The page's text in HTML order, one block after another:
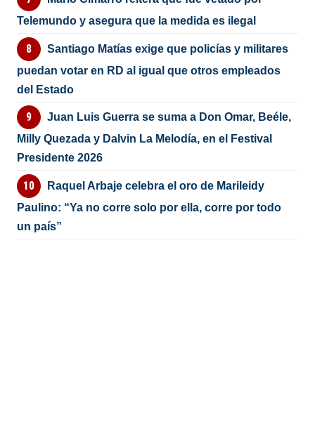
Telemundo y asegura que la medida es ilegal
Santiago Matías exige que policías y militares
puedan votar en RD al igual que otros empleados
del Estado
Juan Luis Guerra se suma a Don Omar, Beéle,
Milly Quezada y Dalvin La Melodía, en el Festival
Presidente 2026
Raquel Arbaje celebra el oro de Marileidy
Paulino: “Ya no corre solo por ella, corre por todo
un país”